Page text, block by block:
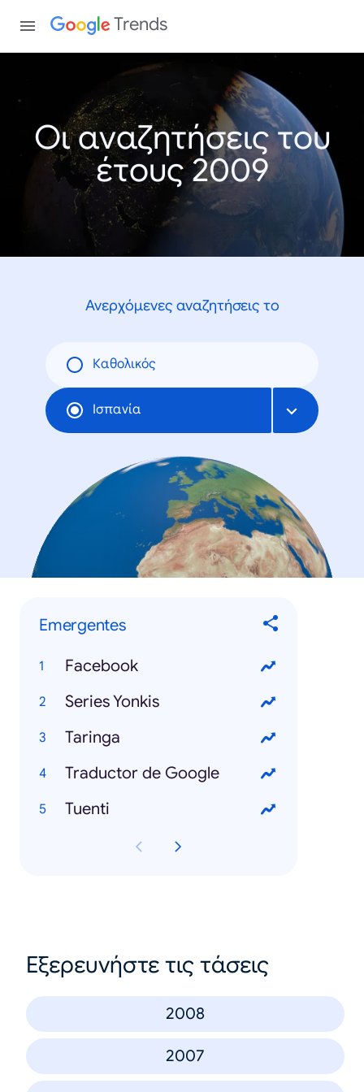
Trends
Οι αναζητήσεις του
έτους 2009
Ανερχόμενες αναζητήσεις το
Καθολικός
Ισπανία
Emergentes
Facebook
Series Yonkis
Taringa
Traductor de Google
Tuenti
Εξερευνήστε τις τάσεις
2008
2007